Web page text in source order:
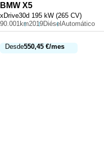
BMW X5
xDrive30d 195 kW (265 CV)
90.001km2019Diésel Automático
Desde550,45 €/mes